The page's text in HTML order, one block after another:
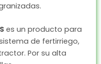
es un producto para
de fertirriego,
Por su alta